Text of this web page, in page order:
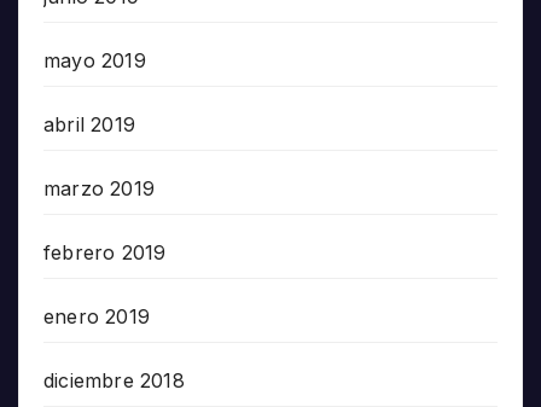
mayo 2019
abril 2019
marzo 2019
febrero 2019
enero 2019
diciembre 2018